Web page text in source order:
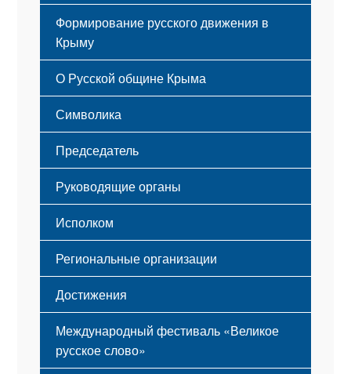
Формирование русского движения в
Крыму
Русский Крым
О Русской общине Крыма
Этапы становления
Принципы деятельности
Структура
Мероприятия
Символика
Флаг
Герб
Гимн
Председатель
Руководящие органы
Исполком
Региональные организации
Достижения
Международный фестиваль «Великое
русское слово»